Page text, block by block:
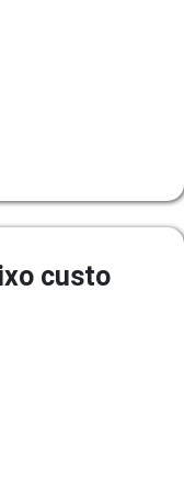
custo